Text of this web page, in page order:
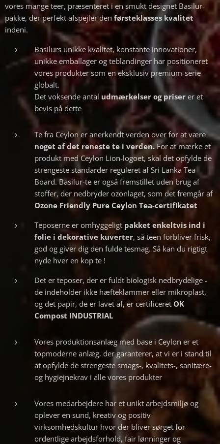
vores mange teer, præsenteret i en smukt designet Basilur-
pakke, der perfekt afspejler den førsteklasses kvalitet
indeni.
Basilurs unikke kvalitet, konstante innovationer,
unikke emballager og teblandinger har positioneret
vores produkter som en eksklusiv premium-serie
globalt.
Det voksende antal udmærkelser og priser er et
bevis på dette
Te fra Ceylon er anerkendt verden over for at være
noget af det reneste te i verden.For at mærke et
produkt med Ceylon Lion-logoet, skal det opfylde de
strengeste standarder reguleret af Sri Lanka Tea
Board. Basilur-te er også fremstillet uden brug af
stoffer, der nedbryder ozonlaget, som det fremgår af
Ozone Friendly Pure Ceylon Tea-certifikatet
Teposerne er omhyggeligt pakket enkeltvis ind i
folie i dekorative kuverter, så teen forbliver frisk,
god og giver dig den fulde tesmag. Så kan du rigtigt
nyde hver en kop te !
Det er teposer, der er fuldt biologisk nedbrydelige -
de indeholder ikke hæfteklammer eller mikroplast,
og det papir, de er lavet af, er certificeret OK
Compost INDUSTRIAL
Vores produktionsanlæg med base i Ceylon er et
topmoderne anlæg, der garanterer, at vi er i stand til
at opfylde de strengeste smags-, kvalitets-, sanitære-
og hygiejnekrav i alle vores produkter
Vores medarbejdere har et unikt arbejdsmiljø og
oplever en sund, kreativ og positiv
virksomhedskultur hvor der bliver sørget for
ordentlige arbejdsforhold, fair lønninger og